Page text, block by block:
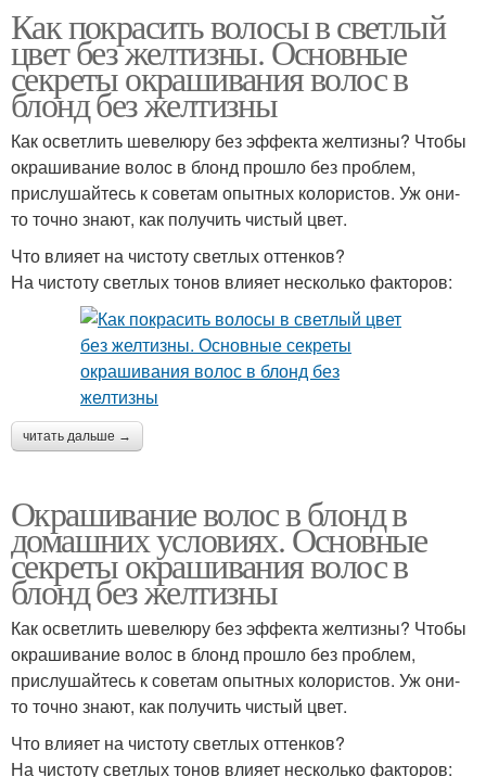
Как покрасить волосы в светлый
цвет без желтизны. Основные
секреты окрашивания волос в
блонд без желтизны
Как осветлить шевелюру без эффекта желтизны? Чтобы
окрашивание волос в блонд прошло без проблем,
прислушайтесь к советам опытных колористов. Уж они-
то точно знают, как получить чистый цвет.
Что влияет на чистоту светлых оттенков?
На чистоту светлых тонов влияет несколько факторов:
читать дальше →
Окрашивание волос в блонд в
домашних условиях. Основные
секреты окрашивания волос в
блонд без желтизны
Как осветлить шевелюру без эффекта желтизны? Чтобы
окрашивание волос в блонд прошло без проблем,
прислушайтесь к советам опытных колористов. Уж они-
то точно знают, как получить чистый цвет.
Что влияет на чистоту светлых оттенков?
На чистоту светлых тонов влияет несколько факторов: